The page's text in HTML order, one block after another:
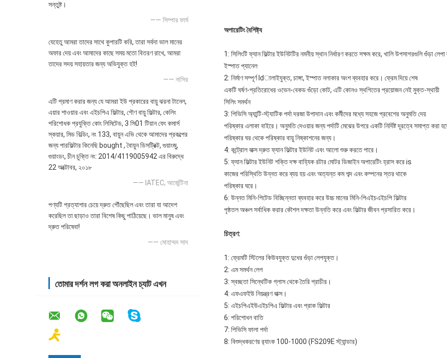
সন্তুষ্ট।
—— সিম্পার ফার্ম
যেহেতু আমরা তাদের সাথে কুপারটি করি, তারা সর্বদা ভাল মানের
অফার দেয় এবং আমাদের কাছে সময় মতো বিতরণ রাখে, আমরা
তাদের সদয় সহায়তার জন্য অভিযুক্ত হই!
—— নাসির
এটি প্রমাণ করার জন্য যে আমরা ইউ প্রকারের বায়ু ঝরনা টানেল,
এয়ার শাওয়ার এবং এইচপিএ ফিল্টার, গৌণ বায়ু ফিল্টার, কেলিং
পরিশোধক প্রযুক্তি কোং লিমিটেড, 3 সি01 টিয়ান ফেং কমার্স
স্কয়ার, মিড বিল্ডিং, নং 133, বায়ুন এভি থেকে আমাদের প্রকল্পের
জন্য পারফিল্টার কিনেছি bought , বৈায়ুন ডিসট্রিক্ট, গুয়াংজু,
গুয়াংডং, চীন চুক্তি নং: 2014/4119005942 এর বিরুদ্ধে
22 অক্টোবর, ২০১৮
—— IATEC, আর্জেন্টিনা
পণ্যটি প্রত্যাশার চেয়ে দ্রুত পৌঁছেছিল এবং তারা যা আদেশ
করেছিল তা ছাড়াও তারা বিশেষ কিছু পাঠিয়েছে। ভাল মানুষ এবং
দ্রুত পরিষেবা!
—— মোহাম্মদ সাদ
তোমার দর্শন লগ করা অনলাইন চ্যাট এখন
অপারেটিং বৈশিষ্ট্য
1: সিলিংটি ফ্যান ফিল্টার ইউনিটটির নমনীয় স্থান নির্ধারণ করতে সক্ষম করে, খালি উপসাগরগুলি গুঁড়া
ইস্পাত প্যানেল
2: নির্মাণ সম্পূর্ণ ldালাইযুক্ত, চাঙ্গা, ইস্পাত নলাকার অংশ ব্যবহার করে। ফ্রেম দিয়ে শেষ
একটি ঘর্ষণ-প্রতিরোধের ওভেন-বেকড গুঁড়ো কোট, এটি কোনও স্থগিতের প্রয়োজন নেই মুক্ত-স্থায়ী
সিলিং সমর্থন
3: পিভিসি অ্যান্টি-স্ট্যাটিক পর্দা দরজা উপাদান এবং কর্মীদের মধ্যে সহজে প্রবেশের অনুমতি দেয়
পরিষ্কার এলাকা বাইরে। অনুমতি দেওয়ার জন্য পর্দাটি মেঝের উপরে একটি নির্দিষ্ট দূরত্বে সমাপ্ত করা
পরিষ্কার ঘর থেকে পরিষ্কার বায়ু নিষ্কাশনের জন্য।
4: কন্ট্রোল বাক্স দ্রুত ফ্যান ফিল্টার ইউনিট এবং আলো শুরু করতে পারে।
5: ফ্যান ফিল্টার ইউনিট শক্তি দক্ষ বাহ্যিক রটার মোটর ডিজাইন অপারেটিং হ্রাস করে is
কাজের পরিস্থিতি উন্নত করে ব্যয় হয় এবং অত্যন্ত কম শব্দ এবং কম্পনের স্তর থাকে
পরিষ্কার ঘরে।
6: উন্নত মিনি-পিটেড বিচ্ছিন্নতা ব্যবহার করে উচ্চ মানের মিনি-পিএইচএইচপি ফিল্টার
পৃষ্ঠতল অঞ্চল সর্বাধিক করার কৌশল দক্ষতা উন্নতি করে এবং ফিল্টার জীবন প্রসারিত করে।
চিত্রণ:
1: ফ্রেমটি স্টিলের কিউবযুক্ত দুধের গুঁড়া লেপযুক্ত।
2: এম সমর্থন লেগ
3: স্বচ্ছতা সিন্থেটিক গ্লাস থেকে তৈরি প্রাচীর।
4: এফএফইউ নিয়ন্ত্রণ বাক্স।
5: এইচপিএইউএইচপিএ ফিল্টার এবং প্রাক ফিল্টার
6: পরিশোধন বাতি
7: পিভিসি ফালা পর্দা
8: বিশুদ্ধকরণের র‌্যাংক 100-1000 (FS209E স্ট্যান্ডার)